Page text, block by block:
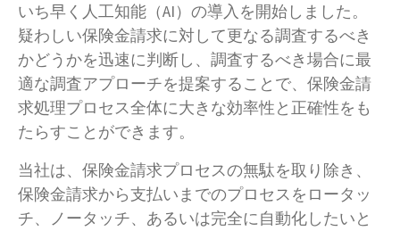
いち早く人工知能（AI）の導入を開始しました。
疑わしい保険金請求に対して更なる調査するべき
かどうかを迅速に判断し、調査するべき場合に最
適な調査アプローチを提案することで、保険金請
求処理プロセス全体に大きな効率性と正確性をも
たらすことができます。
当社は、保険金請求プロセスの無駄を取り除き、
保険金請求から支払いまでのプロセスをロータッ
チ、ノータッチ、あるいは完全に自動化したいと